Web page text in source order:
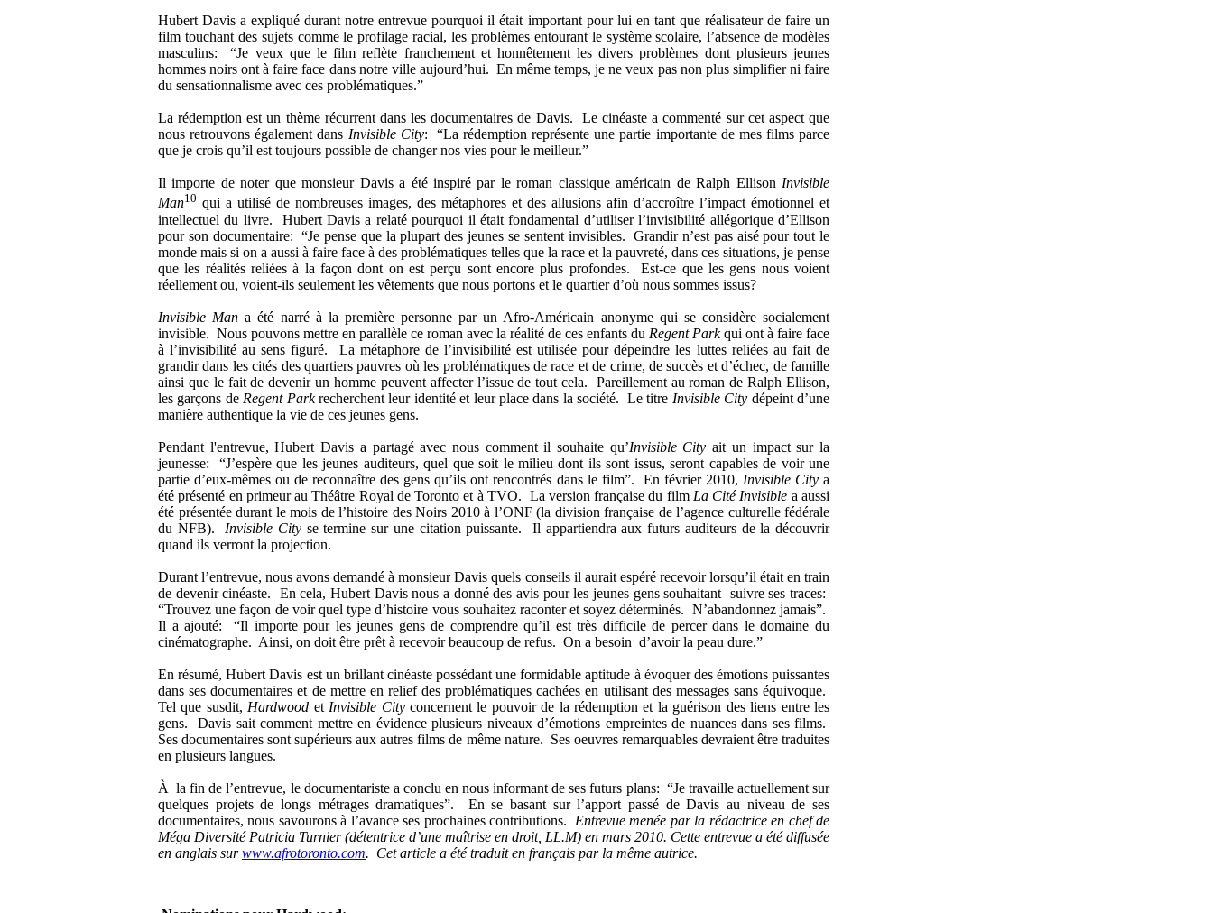
Hubert Davis a expliqué durant notre entrevue pourquoi il était important pour lui en tant que réalisateur de faire un
film touchant des sujets comme le profilage racial, les problèmes entourant le système scolaire, l’absence de modèles
masculins: “Je veux que le film reflète franchement et honnêtement les divers problèmes dont plusieurs jeunes
hommes noirs ont à faire face dans notre ville aujourd’hui. En même temps, je ne veux pas non plus simplifier ni faire
du sensationnalisme avec ces problématiques.”
La rédemption est un thème récurrent dans les documentaires de Davis. Le cinéaste a commenté sur cet aspect que
nous retrouvons également dans Invisible City: “La rédemption représente une partie importante de mes films parce
que je crois qu’il est toujours possible de changer nos vies pour le meilleur.”
Il importe de noter que monsieur Davis a été inspiré par le roman classique américain de Ralph Ellison Invisible
Man10 qui a utilisé de nombreuses images, des métaphores et des allusions afin d’accroître l’impact émotionnel et
intellectuel du livre. Hubert Davis a relaté pourquoi il était fondamental d’utiliser l’invisibilité allégorique d’Ellison
pour son documentaire: “Je pense que la plupart des jeunes se sentent invisibles. Grandir n’est pas aisé pour tout le
monde mais si on a aussi à faire face à des problématiques telles que la race et la pauvreté, dans ces situations, je pense
que les réalités reliées à la façon dont on est perçu sont encore plus profondes. Est-ce que les gens nous voient
réellement ou, voient-ils seulement les vêtements que nous portons et le quartier d’où nous sommes issus?
Invisible Man a été narré à la première personne par un Afro-Américain anonyme qui se considère socialement
invisible. Nous pouvons mettre en parallèle ce roman avec la réalité de ces enfants du Regent Parkqui ont à faire face
à l’invisibilité au sens figuré. La métaphore de l’invisibilité est utilisée pour dépeindre les luttes reliées au fait de
grandir dans les cités des quartiers pauvres où les problématiques de race et de crime, de succès et d’échec, de famille
ainsi que le fait de devenir un homme peuvent affecter l’issue de tout cela. Pareillement au roman de Ralph Ellison,
les garçons de Regent Parkrecherchent leur identité et leur place dans la société. Le titre Invisible City dépeint d’une
manière authentique la vie de ces jeunes gens.
Pendant l'entrevue, Hubert Davis a partagé avec nous comment il souhaite qu’Invisible City ait un impact sur la
jeunesse: “J’espère que les jeunes auditeurs, quel que soit le milieu dont ils sont issus, seront capables de voir une
partie d’eux-mêmes ou de reconnaître des gens qu’ils ont rencontrés dans le film”. En février 2010, Invisible Citya
été présenté en primeur au Théâtre Royal de Toronto et à TVO. La version française du film La Cité Invisible a aussi
été présentée durant le mois de l’histoire des Noirs 2010 à l’ONF (la division française de l’agence culturelle fédérale
du NFB). Invisible Cityse termine sur une citation puissante. Il appartiendra aux futurs auditeurs de la découvrir
quand ils verront la projection.
Durant l’entrevue, nous avons demandé à monsieur Davis quels conseils il aurait espéré recevoir lorsqu’il était en train
de devenir cinéaste. En cela, Hubert Davis nous a donné des avis pour les jeunes gens souhaitant suivre ses traces:
“Trouvez une façon de voir quel type d’histoire vous souhaitez raconter et soyez déterminés. N’abandonnez jamais”.
Il a ajouté: “Il importe pour les jeunes gens de comprendre qu’il est très difficile de percer dans le domaine du
cinématographe. Ainsi, on doit être prêt à recevoir beaucoup de refus. On a besoin d’avoir la peau dure.”
En résumé, Hubert Davis est un brillant cinéaste possédant une formidable aptitude à évoquer des émotions puissantes
dans ses documentaires et de mettre en relief des problématiques cachées en utilisant des messages sans équivoque.
Tel que susdit, Hardwood et Invisible City concernent le pouvoir de la rédemption et la guérison des liens entre les
gens. Davis sait comment mettre en évidence plusieurs niveaux d’émotions empreintes de nuances dans ses films.
Ses documentaires sont supérieurs aux autres films de même nature. Ses oeuvres remarquables devraient être traduites
en plusieurs langues.
À la fin de l’entrevue, le documentariste a conclu en nous informant de ses futurs plans: “Je travaille actuellement sur
quelques projets de longs métrages dramatiques”. En se basant sur l’apport passé de Davis au niveau de ses
documentaires, nous savourons à l’avance ses prochaines contributions. Entrevue menée par la rédactrice en chef de
Méga Diversité Patricia Turnier (détentrice d’une maîtrise en droit, LL.M) en mars 2010. Cette entrevue a été diffusée
en anglais surwww.afrotoronto.com. Cet article a été traduit en français par la même autrice.